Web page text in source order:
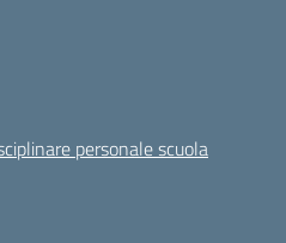
personale scuola